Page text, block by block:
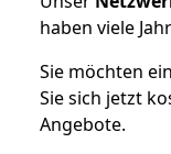
haben viele
Sie möchten
Sie sich jetzt
Angebote.